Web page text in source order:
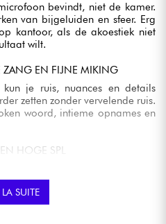
bevindt, niet de kamer.
van bijgeluiden en sfeer. Erg
kantoor, als de akoestiek niet
wilt.
ZANG EN FIJNE MIKING
je ruis, nuances en details
zetten zonder vervelende ruis.
woord, intieme opnames en
HOGE SPL
stem naar een energieke
van microfoon te wisselen.
opneemt met één model.
LA SUITE